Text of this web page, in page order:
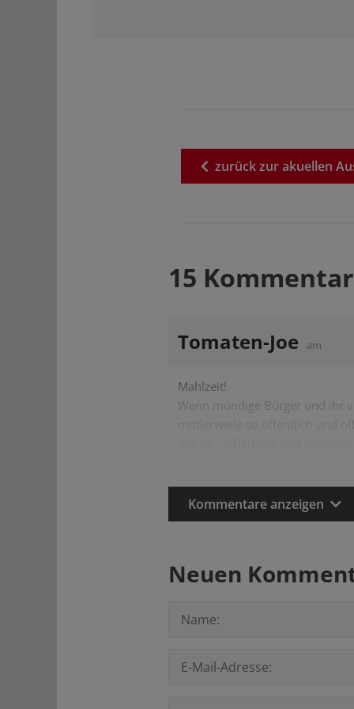
zurückzurakuellen
15
Tomaten-Joe am
Mahlzeit!
Wenn mündige Bürger und ihr
Kommentare anzeigen
Neuen